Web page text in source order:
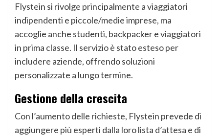
Flystein si rivolge principalmente a viaggiatori
indipendenti e piccole/medie imprese, ma
accoglie anche studenti, backpacker e viaggiatori
in prima classe. Il servizio è stato esteso per
includere aziende, offrendo soluzioni
personalizzate a lungo termine.
Gestione della crescita
Con l’aumento delle richieste, Flystein prevede di
aggiungere più esperti dalla loro lista d’attesa e di